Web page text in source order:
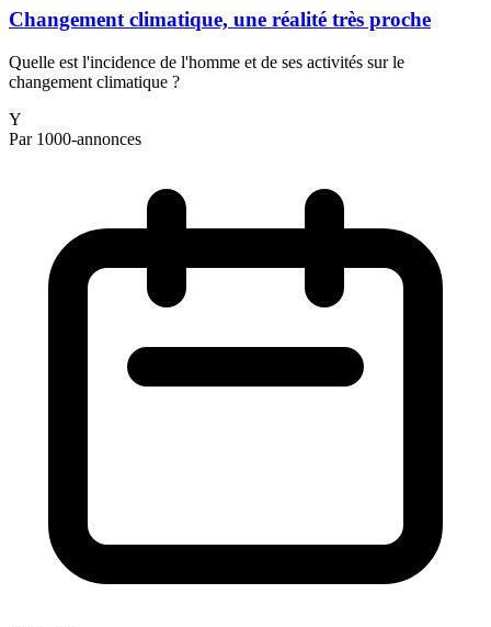
Changement climatique, une réalité très proche
Quelle est l'incidence de l'homme et de ses activités sur le
changement climatique ?
Y
Par 1000-annonces